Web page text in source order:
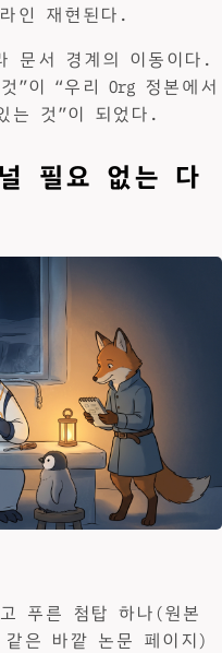
인 재현된다.
문서 경계의 이동이다.
”이 “우리 Org 정본에서
는 것”이 되었다.
필요 없는 다
푸른 첨탑 하나(원본
같은 바깥 논문 페이지)